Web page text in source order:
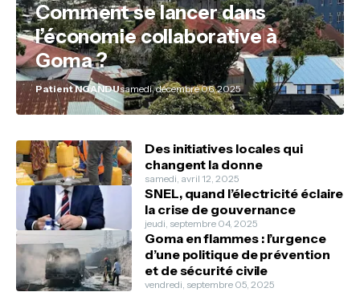
Comment se lancer dans
l’économie collaborative à
Goma ?
Patient NGANDUsamedi, décembre 06, 2025
Des initiatives locales qui
changent la donne
samedi, avril 12, 2025
SNEL, quand l’électricité éclaire
la crise de gouvernance
jeudi, septembre 04, 2025
Goma en flammes : l’urgence
d’une politique de prévention
et de sécurité civile
vendredi, septembre 05, 2025